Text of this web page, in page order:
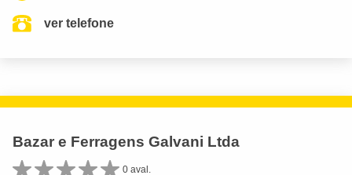
ver telefone
Bazar e Ferragens Galvani Ltda
0 aval.